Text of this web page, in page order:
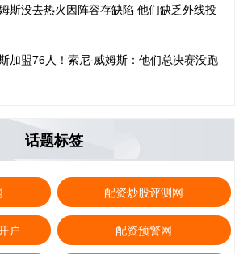
斯没去热火因阵容存缺陷 他们缺乏外线投
加盟76人！索尼·威姆斯：他们总决赛没跑
话题标签
配资炒股评测网
户 配资预警网